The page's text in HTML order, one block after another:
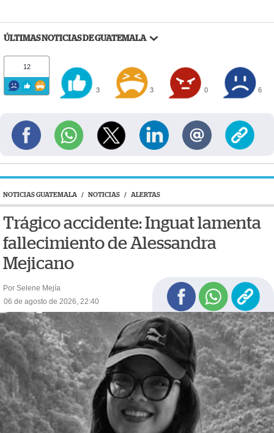
ÚLTIMAS NOTICIAS DE GUATEMALA
12
3 3 0 6
NOTICIAS GUATEMALA / NOTICIAS / ALERTAS
Trágico accidente: Inguat lamenta
fallecimiento de Alessandra
Mejicano
Por Selene Mejía
06 de agosto de 2026, 22:40